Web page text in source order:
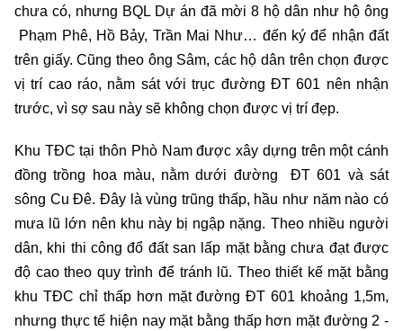
chưa có, nhưng BQL Dự án đã mời 8 hộ dân như hộ ông
Phạm Phê, Hồ Bảy, Trần Mai Như… đến ký để nhận đất
trên giấy. Cũng theo ông Sâm, các hộ dân trên chọn được
vị trí cao ráo, nằm sát với trục đường ĐT 601 nên nhận
trước, vì sợ sau này sẽ không chọn được vị trí đẹp.
Khu TĐC tại thôn Phò Nam được xây dựng trên một cánh
đồng trồng hoa màu, nằm dưới đường ĐT 601 và sát
sông Cu Đê. Đây là vùng trũng thấp, hầu như năm nào có
mưa lũ lớn nên khu này bị ngập nặng. Theo nhiều người
dân, khi thi công đổ đất san lấp mặt bằng chưa đạt được
độ cao theo quy trình để tránh lũ. Theo thiết kế mặt bằng
khu TĐC chỉ thấp hơn mặt đường ĐT 601 khoảng 1,5m,
nhưng thực tế hiện nay mặt bằng thấp hơn mặt đường 2 -